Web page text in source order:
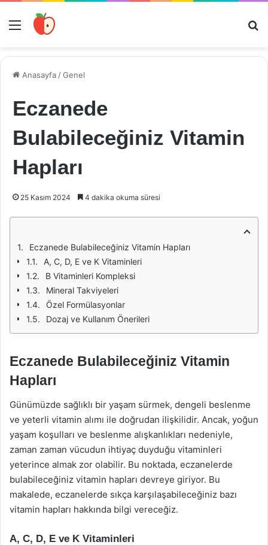
Menü
Anasayfa /Genel
Eczanede
Bulabileceğiniz Vitamin
Hapları
25 Kasım 2024 4 dakika okuma süresi
Eczanede Bulabileceğiniz Vitamin Hapları
A, C, D, E ve K Vitaminleri
B Vitaminleri Kompleksi
Mineral Takviyeleri
Özel Formülasyonlar
Dozaj ve Kullanım Önerileri
Eczanede Bulabileceğiniz Vitamin
Hapları
Günümüzde sağlıklı bir yaşam sürmek, dengeli beslenme
ve yeterli vitamin alımı ile doğrudan ilişkilidir. Ancak, yoğun
yaşam koşulları ve beslenme alışkanlıkları nedeniyle,
zaman zaman vücudun ihtiyaç duyduğu vitaminleri
yeterince almak zor olabilir. Bu noktada, eczanelerde
bulabileceğiniz vitamin hapları devreye giriyor. Bu
makalede, eczanelerde sıkça karşılaşabileceğiniz bazı
vitamin hapları hakkında bilgi vereceğiz.
A, C, D, E ve K Vitaminleri